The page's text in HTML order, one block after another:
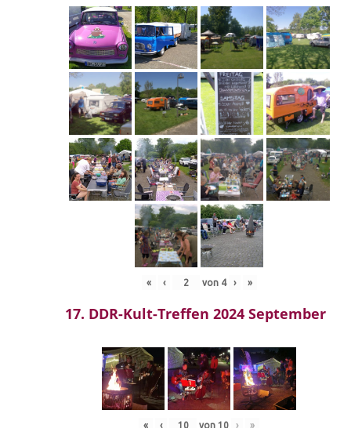
« ‹ von 4 › »
17. DDR-Kult-Treffen 2024 September
« ‹ von 10 › »